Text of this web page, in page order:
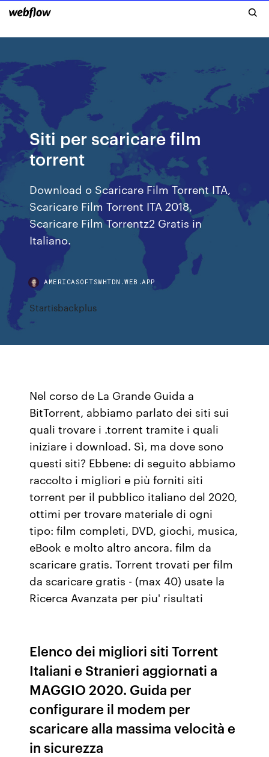
Siti per scaricare film
torrent
Download o Scaricare Film Torrent ITA,
Scaricare Film Torrent ITA 2018,
Scaricare Film Torrentz2 Gratis in
Italiano.
AMERICASOFTSWHTDN.WEB.APP
Startisbackplus
Nel corso de La Grande Guida a
BitTorrent, abbiamo parlato dei siti sui
quali trovare i .torrent tramite i quali
iniziare i download. Sì, ma dove sono
questi siti? Ebbene: di seguito abbiamo
raccolto i migliori e più forniti siti
torrent per il pubblico italiano del 2020,
ottimi per trovare materiale di ogni
tipo: film completi, DVD, giochi, musica,
eBook e molto altro ancora. film da
scaricare gratis. Torrent trovati per film
da scaricare gratis - (max 40) usate la
Ricerca Avanzata per piu' risultati
Elenco dei migliori siti Torrent
Italiani e Stranieri aggiornati a
MAGGIO 2020. Guida per
configurare il modem per
scaricare alla massima velocità e
in sicurezza